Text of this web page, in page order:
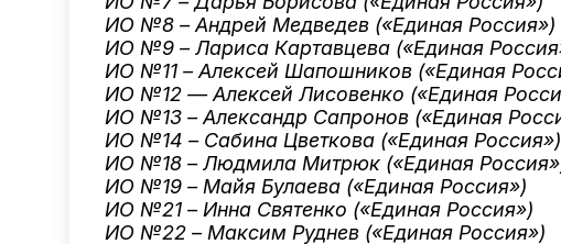
ИО №8 – Андрей Медведев («Единая Россия»)
ИО №9 – Лариса Картавцева («Единая
ИО №11 – Алексей Шапошников («Единая
ИО №12 — Алексей Лисовенко («Единая
ИО №13 – Александр Сапронов («Единая
ИО №14 – Сабина Цветкова («Единая Россия»)
ИО №18 – Людмила Митрюк («Единая
ИО №19 – Майя Булаева («Единая Россия»)
ИО №21 – Инна Святенко («Единая Россия»)
ИО №22 – Максим Руднев («Единая Россия»)